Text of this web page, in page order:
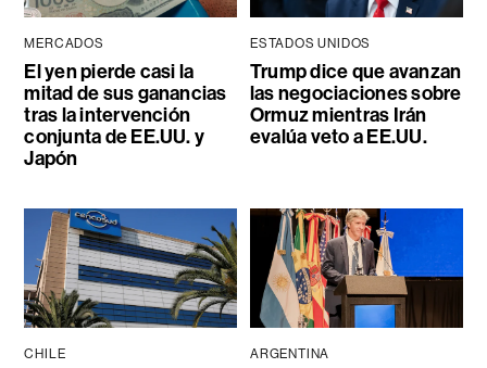
MERCADOS
El yen pierde casi la
mitad de sus ganancias
tras la intervención
conjunta de EE.UU. y
Japón
ESTADOS UNIDOS
Trump dice que avanzan
las negociaciones sobre
Ormuz mientras Irán
evalúa veto a EE.UU.
CHILE ARGENTINA